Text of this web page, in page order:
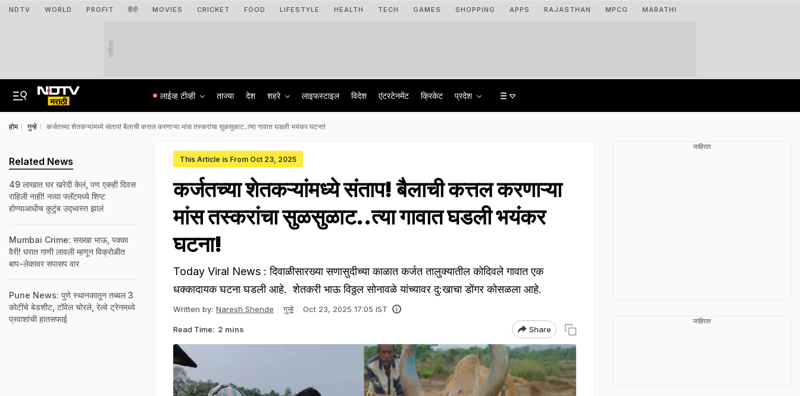
NDTV WORLD PROFIT हिंदी MOVIES CRICKET FOOD LIFESTYLE HEALTH TECH GAMES SHOPPING APPS RAJASTHAN MPCG MARATHI
जाहिरात
लाईव्ह टीव्ही ताज्या देश शहरे लाइफस्टाइल विदेश एंटरटेनमेंट क्रिकेट प्रदेश
होम गुन्हे कर्जतच्या शेतकऱ्यांमध्ये संताप! बैलाची कत्तल करणाऱ्या मांस तस्करांचा सुळसुळाट..त्या गावात घडली भयंकर घटना!
This Article is From Oct 23, 2025
कर्जतच्या शेतकऱ्यांमध्ये संताप! बैलाची कत्तल करणाऱ्या
मांस तस्करांचा सुळसुळाट..त्या गावात घडली भयंकर
घटना!
Today Viral News : दिवाळीसारख्या सणासुदीच्या काळात कर्जत तालुक्यातील कोदिवले गावात एक
धक्कादायक घटना घडली आहे. शेतकरी भाऊ विठ्ठल सोनावळे यांच्यावर दु:खाचा डोंगर कोसळला आहे.
Written by: Naresh Shende गुन्हे Oct 23, 2025 17:05 IST
Read Time: 2 mins Share
Related News
49 लाखात घर खरेदी केलं, पण एकही दिवस
राहिली नाही! नव्या फ्लॅटमध्ये शिप्ट
होण्याआधीच कुटुंब उद्ध्वस्त झालं
Mumbai Crime: सख्खा भाऊ, पक्का
वैरी! घरात गाणी लावली म्हणून विक्रोळीत
बाप-लेकावर सपासप वार
Pune News: पुणे स्थानकातून तब्बल 3
कोटींचे बेडशीट, टॉवेल चोरले, रेल्वे ट्रेनमध्ये
प्रवाशांची हातसफाई
जाहिरात
जाहिरात